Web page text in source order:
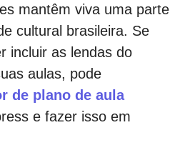
mantêm viva uma parte
cultural brasileira. Se
incluir as lendas do
aulas, pode
de plano de aula
e fazer isso em